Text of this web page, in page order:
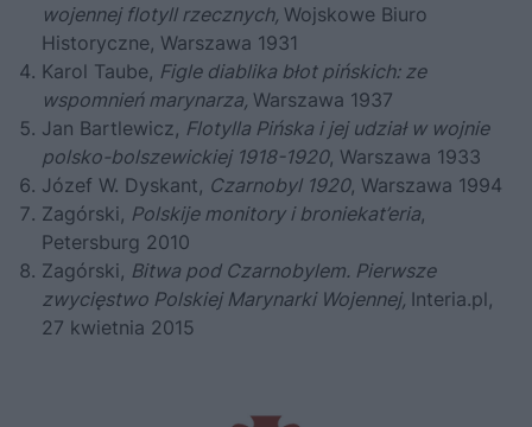
wojennej flotyll rzecznych, Wojskowe Biuro
Historyczne, Warszawa 1931
Karol Taube, Figle diablika błot pińskich: ze
wspomnień marynarza, Warszawa 1937
Jan Bartlewicz, Flotylla Pińska i jej udział w wojnie
polsko-bolszewickiej 1918-1920, Warszawa 1933
Józef W. Dyskant, Czarnobyl 1920, Warszawa 1994
Zagórski, Polskije monitory i broniekat’eria,
Petersburg 2010
Zagórski, Bitwa pod Czarnobylem. Pierwsze
zwycięstwo Polskiej Marynarki Wojennej, Interia.pl,
27 kwietnia 2015